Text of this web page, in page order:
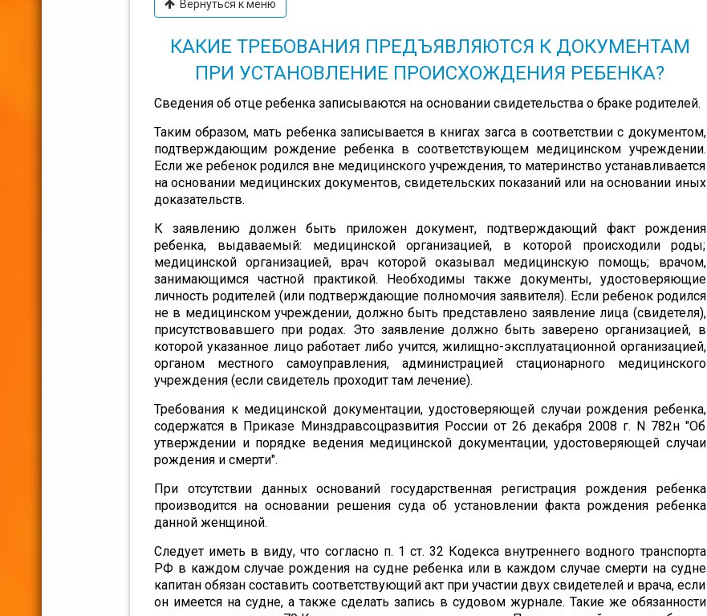
Вернуться к меню
КАКИЕ ТРЕБОВАНИЯ ПРЕДЪЯВЛЯЮТСЯ К ДОКУМЕНТАМ
ПРИ УСТАНОВЛЕНИЕ ПРОИСХОЖДЕНИЯ РЕБЕНКА?
Сведения об отце ребенка записываются на основании свидетельства о браке родителей.
Таким образом, мать ребенка записывается в книгах загса в соответствии с документом,
подтверждающим рождение ребенка в соответствующем медицинском учреждении.
Если же ребенок родился вне медицинского учреждения, то материнство устанавливается
на основании медицинских документов, свидетельских показаний или на основании иных
доказательств.
К заявлению должен быть приложен документ, подтверждающий факт рождения
ребенка, выдаваемый: медицинской организацией, в которой происходили роды;
медицинской организацией, врач которой оказывал медицинскую помощь; врачом,
занимающимся частной практикой. Необходимы также документы, удостоверяющие
личность родителей (или подтверждающие полномочия заявителя). Если ребенок родился
не в медицинском учреждении, должно быть представлено заявление лица (свидетеля),
присутствовавшего при родах. Это заявление должно быть заверено организацией, в
которой указанное лицо работает либо учится, жилищно-эксплуатационной организацией,
органом местного самоуправления, администрацией стационарного медицинского
учреждения (если свидетель проходит там лечение).
Требования к медицинской документации, удостоверяющей случаи рождения ребенка,
содержатся в Приказе Минздравсоцразвития России от 26 декабря 2008 г. N 782н "Об
утверждении и порядке ведения медицинской документации, удостоверяющей случаи
рождения и смерти".
При отсутствии данных оснований государственная регистрация рождения ребенка
производится на основании решения суда об установлении факта рождения ребенка
данной женщиной.
Следует иметь в виду, что согласно п. 1 ст. 32 Кодекса внутреннего водного транспорта
РФ в каждом случае рождения на судне ребенка или в каждом случае смерти на судне
капитан обязан составить соответствующий акт при участии двух свидетелей и врача, если
он имеется на судне, а также сделать запись в судовом журнале. Такие же обязанности